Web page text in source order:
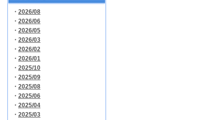
・ 2026/08
・ 2026/06
・ 2026/05
・ 2026/03
・ 2026/02
・ 2026/01
・ 2025/10
・ 2025/09
・ 2025/08
・ 2025/06
・ 2025/04
・ 2025/03